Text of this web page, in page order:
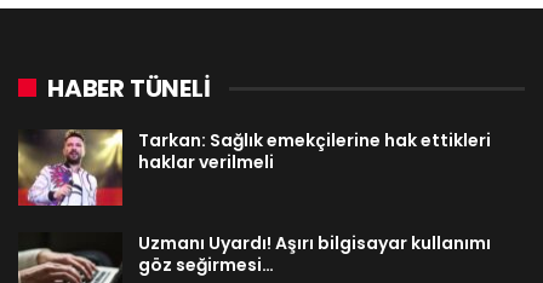
HABER TÜNELİ
Tarkan: Sağlık emekçilerine hak ettikleri
haklar verilmeli
Uzmanı Uyardı! Aşırı bilgisayar kullanımı
göz seğirmesi…